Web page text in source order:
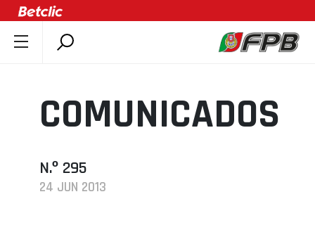
DOCUMENTOS
ÚLTIMAS
ASSOCIAÇÕES
CLUBES
COMUNICADOS
N.º 295
24 JUN 2013